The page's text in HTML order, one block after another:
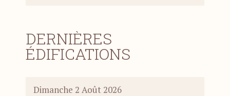
DERNIÈRES
ÉDIFICATIONS
Dimanche 2 Août 2026